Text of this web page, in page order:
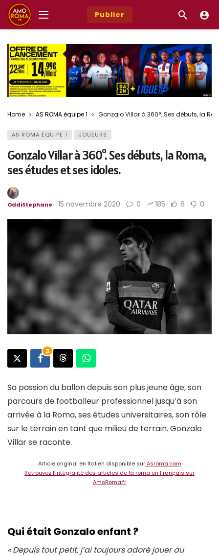
Publier
Home AS ROMA équipe 1 Gonzalo Villar à 360°. Ses débuts, la
AS ROMA ÉQUIPE 1 JOUEURS
Gonzalo Villar à 360°. Ses débuts, la Roma,
ses études et ses idoles.
OddiStephane 15 novembre 2020 0 185 6 0
3
Sa passion du ballon depuis son plus jeune âge, son
parcours de footballeur professionnel jusqu’à son
arrivée à la Roma, ses études universitaires, son rôle
sur le terrain en tant que milieu de terrain. Gonzalo
Villar se raconte.
Article original en Italien disponible surAsroma.com
Retrouvez l’intégralité des articles de la roma en Français sur
AmoRoma.fr
Qui était Gonzalo enfant ?
« Depuis tout petit, j’ai toujours adoré jouer au